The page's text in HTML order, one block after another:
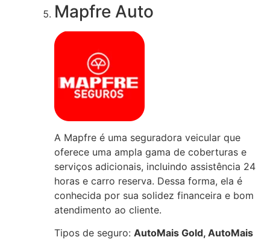
Mapfre Auto
A Mapfre é uma seguradora veicular que
oferece uma ampla gama de coberturas e
serviços adicionais, incluindo assistência 24
horas e carro reserva. Dessa forma, ela é
conhecida por sua solidez financeira e bom
atendimento ao cliente.
Tipos de seguro: AutoMais Gold, AutoMais